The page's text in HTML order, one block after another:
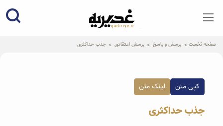
qadiriye.ir
نشریه ی غدیریه-بیانات استاد
صفحه نخست پرسش و پاسخ پرسش اعتقادی جذب حداکثری
کپی متن لینک متن
جذب حداکثری